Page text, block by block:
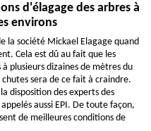
d'élagage des arbres à
environs
la société Mickael Elagage quand
Cela est dû au fait que les
plusieurs dizaines de mètres du
sera de ce fait à craindre.
disposition des experts des
aussi EPI. De toute façon,
de meilleures conditions de